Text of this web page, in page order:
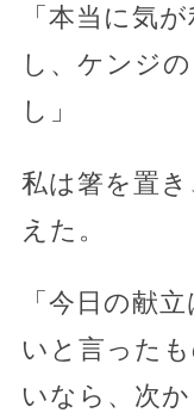
「本当に気
し、ケンジ
し」
私は箸を置
えた。
「今日の献
いと言った
いなら、次